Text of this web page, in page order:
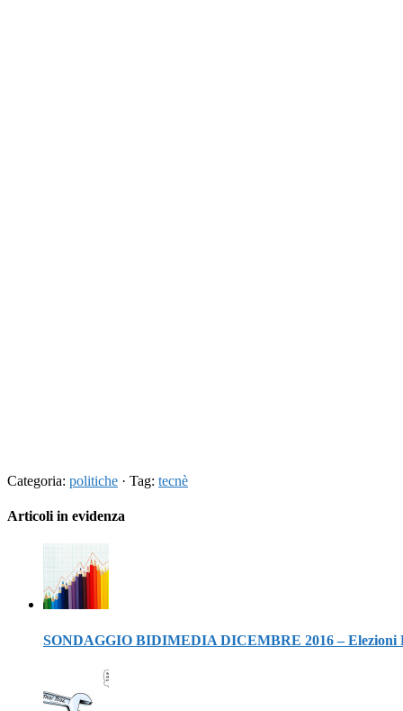
Categoria: politiche · Tag: tecnè
Articoli in evidenza
SONDAGGIO BIDIMEDIA DICEMBRE 2016 – Elezioni